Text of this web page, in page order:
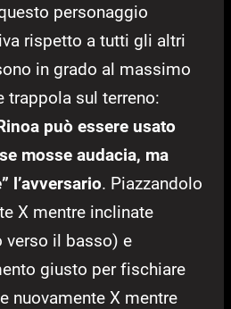
personaggio
rispetto a tutti gli altri
in grado al massimo
trappola sul terreno:
può essere usato
mosse audacia, ma
l’avversario. Piazzandolo
X mentre inclinate
verso il basso) e
giusto per fischiare
nuovamente X mentre